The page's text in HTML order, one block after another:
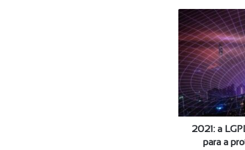
0
2
1
:
a
L
G
P
2021: a
para a